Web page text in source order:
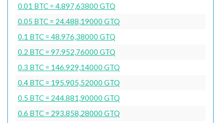
0.01 BTC = 4.897,63800 GTQ
0.05 BTC = 24.488,19000 GTQ
0.1 BTC = 48.976,38000 GTQ
0.2 BTC = 97.952,76000 GTQ
0.3 BTC = 146.929,14000 GTQ
0.4 BTC = 195.905,52000 GTQ
0.5 BTC = 244.881,90000 GTQ
0.6 BTC = 293.858,28000 GTQ